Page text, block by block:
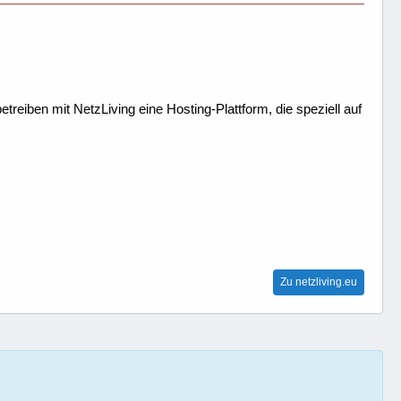
mit NetzLiving eine Hosting-Plattform, die speziell auf
Zu netzliving.eu